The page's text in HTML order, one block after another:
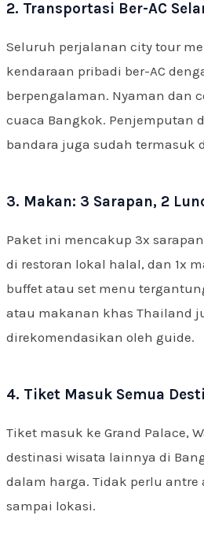
2. Transportasi Ber-AC
Seluruh perjalanan city tour
kendaraan pribadi ber-AC
berpengalaman. Nyaman dan
cuaca Bangkok. Penjemputan
bandara juga sudah termasuk
3. Makan: 3 Sarapan, 2
Paket ini mencakup 3x
di restoran lokal halal, dan 1x
buffet atau set menu
atau makanan khas Thailand
direkomendasikan oleh guide.
4. Tiket Masuk Semua
Tiket masuk ke Grand Palace,
destinasi wisata lainnya di
dalam harga. Tidak perlu antre
sampai lokasi.